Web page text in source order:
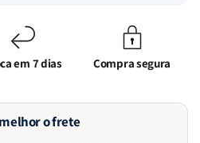
em 7 dias Compra segura
o frete